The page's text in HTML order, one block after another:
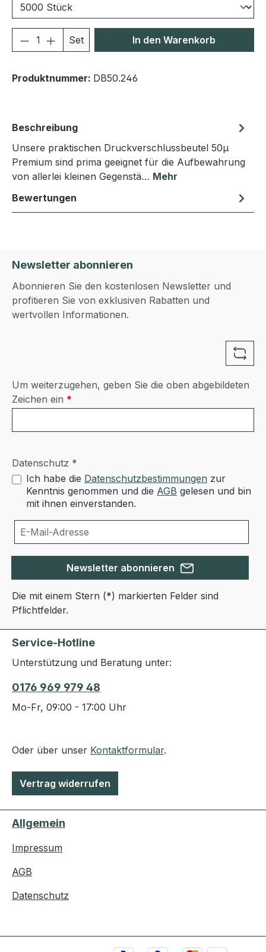
Produkt Anzahl: Gib den
Set In den Warenkorb
Produktnummer: DB50.246
Beschreibung
Unsere praktischen Druckverschlussbeutel 50μ
Premium sind prima geeignet für die Aufbewahrung
von allerlei kleinen Gegenstä… Mehr
Bewertungen
Newsletter abonnieren
Abonnieren Sie den kostenlosen Newsletter und
profitieren Sie von exklusiven Rabatten und
wertvollen Informationen.
Um weiterzugehen, geben Sie die oben abgebildeten
Zeichen ein *
Datenschutz *
Ich habe die Datenschutzbestimmungen zur
Kenntnis genommen und die AGB gelesen und bin
mit ihnen einverstanden.
Newsletter abonnieren
Die mit einem Stern (*) markierten Felder sind
Pflichtfelder.
Service-Hotline
Unterstützung und Beratung unter:
0176 969 979 48
Mo-Fr, 09:00 - 17:00 Uhr
Oder über unser Kontaktformular.
Vertrag widerrufen
Allgemein
Impressum
AGB
Datenschutz